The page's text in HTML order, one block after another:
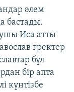
әлем
бастады.
Иса атты
гректер
бұл
бір апта
күнтізбе